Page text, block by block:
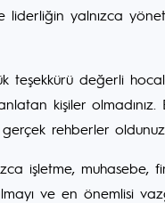
liderliğin yalnızca
teşekkürü değerli
kişiler
rehberler oldunuz.
işletme,
ve en önemlisi